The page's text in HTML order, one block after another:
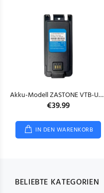
Akku-Modell ZASTONE VTB-UV008
€39.99
IN DEN WARENKORB
BELIEBTE KATEGORIEN